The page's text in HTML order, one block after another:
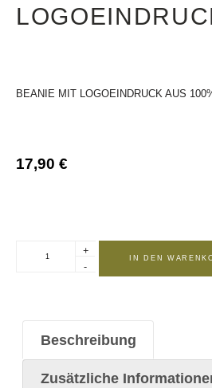
BEANIE MIT LOGOEINDRUCK AUS
17,90 €
+
-
IN DEN
Beschreibung
Zusätzliche